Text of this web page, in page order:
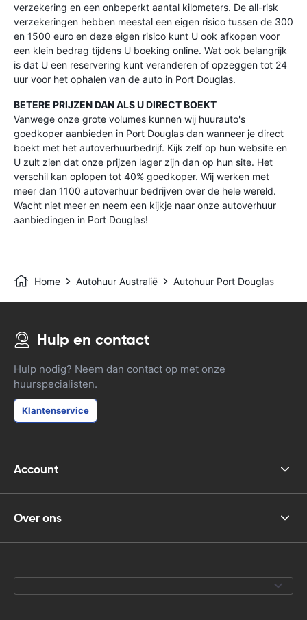
verzekering en een onbeperkt aantal kilometers. De all-risk
verzekeringen hebben meestal een eigen risico tussen de 300
en 1500 euro en deze eigen risico kunt U ook afkopen voor
een klein bedrag tijdens U boeking online. Wat ook belangrijk
is dat U een reservering kunt veranderen of opzeggen tot 24
uur voor het ophalen van de auto in Port Douglas.
BETERE PRIJZEN DAN ALS U DIRECT BOEKT
Vanwege onze grote volumes kunnen wij huurauto's
goedkoper aanbieden in Port Douglas dan wanneer je direct
boekt met het autoverhuurbedrijf. Kijk zelf op hun website en
U zult zien dat onze prijzen lager zijn dan op hun site. Het
verschil kan oplopen tot 40% goedkoper. Wij werken met
meer dan 1100 autoverhuur bedrijven over de hele wereld.
Wacht niet meer en neem een kijkje naar onze autoverhuur
aanbiedingen in Port Douglas!
Home Autohuur Australië Autohuur Port Douglas
Hulp en contact
Hulp nodig? Neem dan contact op met onze
huurspecialisten.
Klantenservice
Account
Over ons